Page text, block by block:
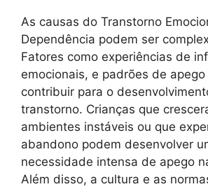
As causas do Transtorno
Dependência podem ser
Fatores como experiências de
emocionais, e padrões de
contribuir para o
transtorno. Crianças que
ambientes instáveis ou que
abandono podem desenvolver
necessidade intensa de apego
Além disso, a cultura e as